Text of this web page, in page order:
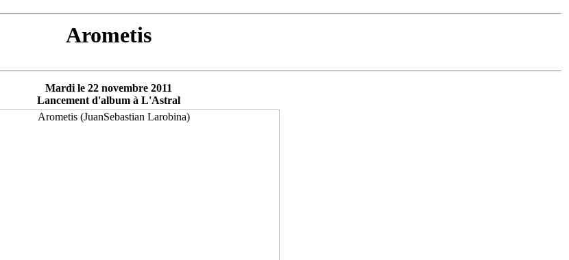
Arometis
Mardi le 22 novembre 2011
Lancement d'album à L'Astral